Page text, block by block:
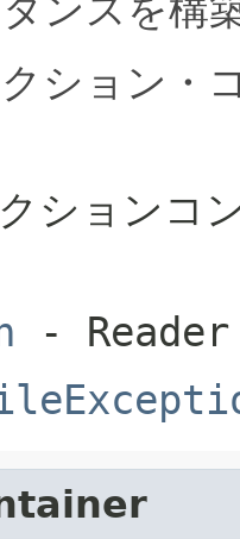
ション・
ションコ
- Reader